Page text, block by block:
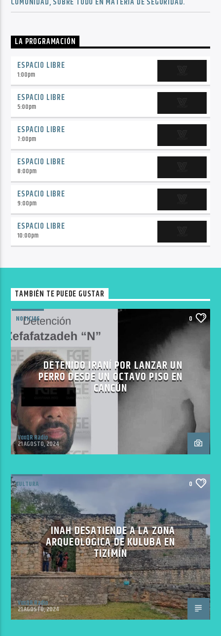
LA PROGRAMACIÓN
ESPACIO LIBRE
1:00pm
ESPACIO LIBRE
5:00pm
ESPACIO LIBRE
7:00pm
ESPACIO LIBRE
8:00pm
ESPACIO LIBRE
9:00pm
ESPACIO LIBRE
10:00pm
TAMBIÉN TE PUEDE GUSTAR
NOTICIAS 0
DETENIDO IRANÍ POR LANZAR UN
PERRO DESDE UN OCTAVO PISO EN
CANCÚN
VoxQR Radio
21 AGOSTO, 2024
CULTURA 0
INAH DESATIENDE A LA ZONA
ARQUEOLÓGICA DE KULUBÁ EN
TIZIMÍN
VoxQR Radio
21 AGOSTO, 2024